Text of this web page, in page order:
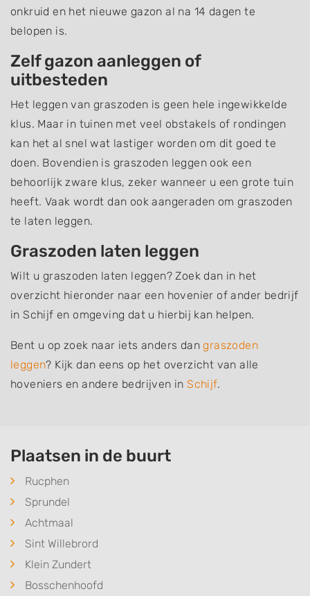
onkruid en het nieuwe gazon al na 14 dagen te
belopen is.
Zelf gazon aanleggen of
uitbesteden
Het leggen van graszoden is geen hele ingewikkelde
klus. Maar in tuinen met veel obstakels of rondingen
kan het al snel wat lastiger worden om dit goed te
doen. Bovendien is graszoden leggen ook een
behoorlijk zware klus, zeker wanneer u een grote tuin
heeft. Vaak wordt dan ook aangeraden om graszoden
te laten leggen.
Graszoden laten leggen
Wilt u graszoden laten leggen? Zoek dan in het
overzicht hieronder naar een hovenier of ander bedrijf
in Schijf en omgeving dat u hierbij kan helpen.
Bent u op zoek naar iets anders dangraszoden
leggen? Kijk dan eens op het overzicht van alle
hoveniers en andere bedrijven inSchijf.
Plaatsen in de buurt
Rucphen
Sprundel
Achtmaal
Sint Willebrord
Klein Zundert
Bosschenhoofd